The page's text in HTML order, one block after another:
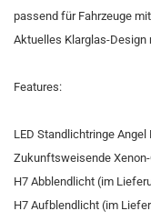
passend für Fahrzeuge
Aktuelles Klarglas-
Features:
LED Standlichtringe Angel
Zukunftsweisende
H7 Abblendlicht (im
H7 Aufblendlicht (im